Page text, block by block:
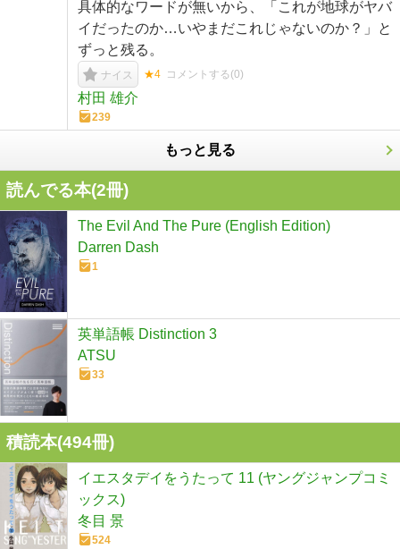
具体的なワードが無いから、「これが地球がヤバ
イだったのか…いやまだこれじゃないのか？」と
ずっと残る。
ナイス ★4 コメントする(0)
村田 雄介
239
もっと見る
読んでる本(2冊)
The Evil And The Pure (English Edition)
Darren Dash
1
英単語帳 Distinction 3
ATSU
33
積読本(494冊)
イエスタデイをうたって 11 (ヤングジャンプコミ
ックス)
冬目 景
524